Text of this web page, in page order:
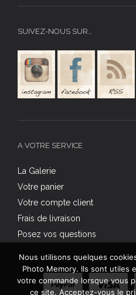
SUIVEZ-NOUS SUR…
A VOTRE SERVICE
La Galerie
Votre panier
Votre compte client
Frais de livraison
Posez vos questions
Nous utilisons quelques
Photo Memory. Ils sont utiles
votre commande lorsque vous
ce site. Acceptez-vous le